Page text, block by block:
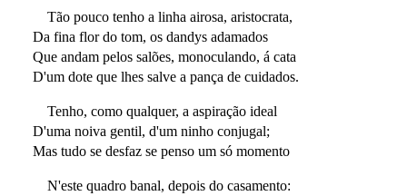
Tão pouco tenho a linha airosa, aristocrata,
Da fina flor do tom, os dandys adamados
Que andam pelos salões, monoculando, á cata
D'um dote que lhes salve a pança de cuidados.
Tenho, como qualquer, a aspiração ideal
D'uma noiva gentil, d'um ninho conjugal;
Mas tudo se desfaz se penso um só momento
N'este quadro banal, depois do casamento: